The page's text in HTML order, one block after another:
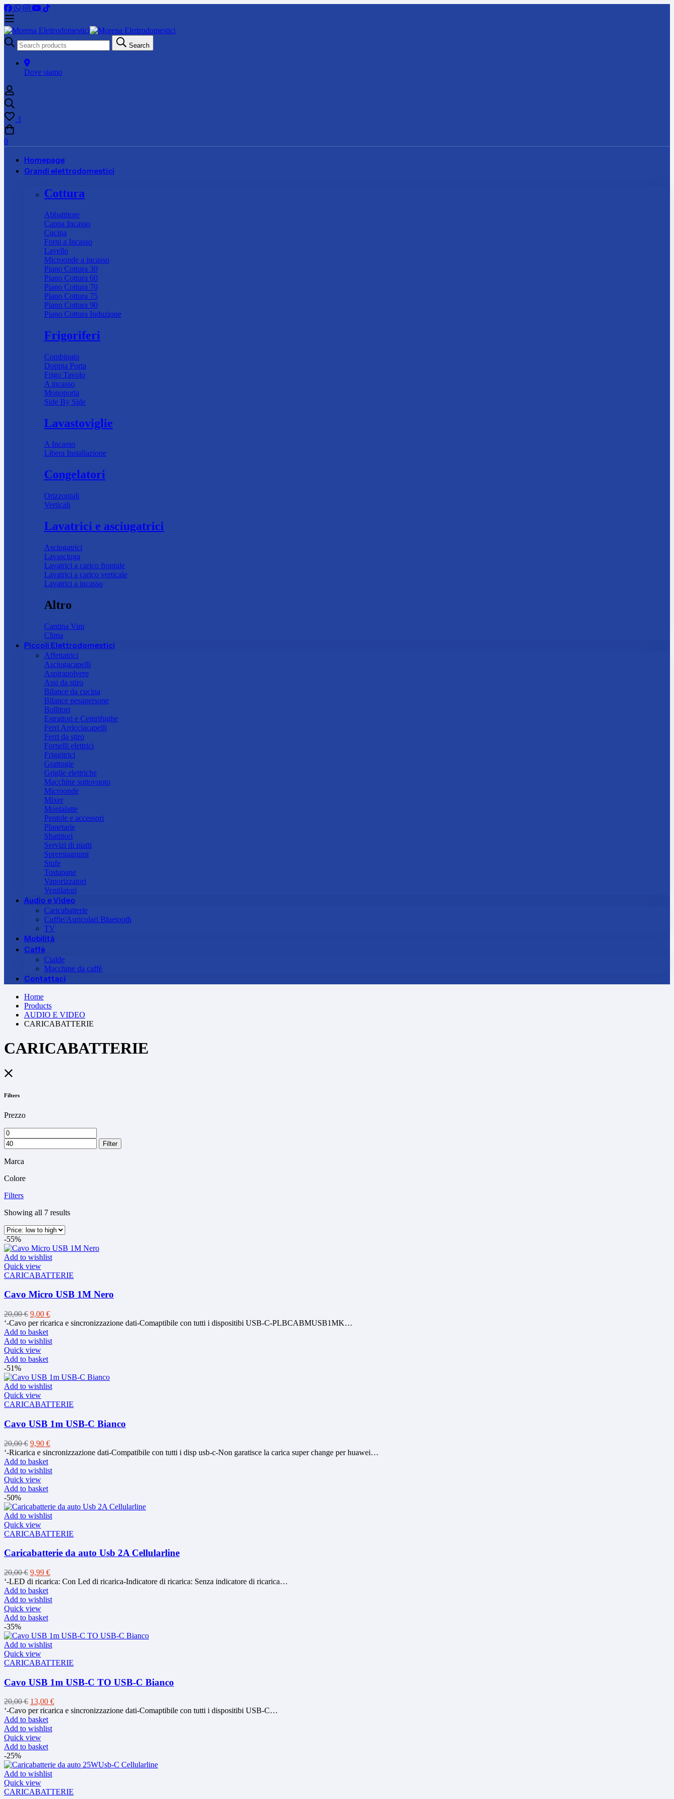
Search
for:
Search
Dove siamo
3
0
Homepage
Grandi elettrodomestici
Cottura
Abbattitore
Cappa Incasso
Cucina
Forni a Incasso
Lavello
Microonde a incasso
Piano Cottura 30
Piano Cottura 60
Piano Cottura 70
Piano Cottura 75
Piano Cottura 90
Piano Cottura Induzione
Frigoriferi
Combinato
Doppia Porta
Frigo Tavolo
A incasso
Monoporta
Side By Side
Lavastoviglie
A Incasso
Libera Installazione
Congelatori
Orizzontali
Verticali
Lavatrici e asciugatrici
Asciugatrici
Lavasciuga
Lavatrici a carico frontale
Lavatrici a carico verticale
Lavatrici a incasso
Altro
Cantina Vini
Clima
Piccoli Elettrodomestici
Affettatrici
Asciugacapelli
Aspirapolvere
Assi da stiro
Bilance da cucina
Bilance pesapersone
Bollitori
Estrattori e Centrifughe
Ferri Arricciacapelli
Ferri da stiro
Fornelli elettrici
Friggitrici
Grattugie
Griglie elettriche
Macchine sottovuoto
Microonde
Mixer
Montalatte
Pentole e accessori
Planetarie
Sbattitori
Servizi di piatti
Spremiagrumi
Stufe
Tostapane
Vaporizzatori
Ventilatori
Audio e Video
Caricabatterie
Cuffie/Auricolari Bluetooth
TV
Mobilità
Caffè
Cialde
Macchine da caffè
Contattaci
Home
Products
AUDIO E VIDEO
CARICABATTERIE
CARICABATTERIE
Filters
Prezzo
Min
price
price
Filter
Marca
Colore
Filters
Showing all 7 resultsSorted
to
-55%
Add to wishlist
Quick view
CARICABATTERIE
Cavo Micro USB 1M Nero
20,00€ Original
price
was:
20,00 €.
9,00 €Current
price
9,00 €.
‘-Cavo per ricarica e sincronizzazione dati-Comaptibile con tutti i dispositibi USB-C-PLBCABMUSB1MK…
Add to basket
Add to wishlist
Quick view
Add to basket
-51%
Add to wishlist
Quick view
CARICABATTERIE
Cavo USB 1m USB-C Bianco
20,00€ Original
price
was:
20,00 €.
9,90 €Current
price
9,90 €.
‘-Ricarica e sincronizzazione dati-Compatibile con tutti i disp usb-c-Non garatisce la carica super change per huawei…
Add to basket
Add to wishlist
Quick view
Add to basket
-50%
Add to wishlist
Quick view
CARICABATTERIE
Caricabatterie da auto Usb 2A Cellularline
20,00€ Original
price
was:
20,00 €.
9,99 €Current
price
9,99 €.
‘-LED di ricarica: Con Led di ricarica-Indicatore di ricarica: Senza indicatore di ricarica…
Add to basket
Add to wishlist
Quick view
Add to basket
-35%
Add to wishlist
Quick view
CARICABATTERIE
Cavo USB 1m USB-C TO USB-C Bianco
20,00€ Original
price
was:
20,00 €.
13,00 €Current
price
‘-Cavo per ricarica e sincronizzazione dati-Comaptibile con tutti i dispositibi USB-C…
Add to basket
Add to wishlist
Quick view
Add to basket
-25%
Add to wishlist
Quick view
CARICABATTERIE